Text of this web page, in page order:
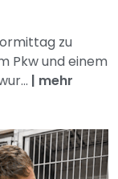
zu
Pkw und einem
| mehr